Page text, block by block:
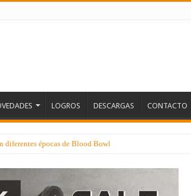
LOGROS DESCARGAS CONTACTO
diferentes épocas de Blood Bowl